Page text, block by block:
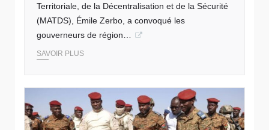
Territoriale, de la Décentralisation et de la Sécurité
(MATDS), Émile Zerbo, a convoqué les
gouverneurs de région…
SAVOIR PLUS
Crédit photo Burkina 24